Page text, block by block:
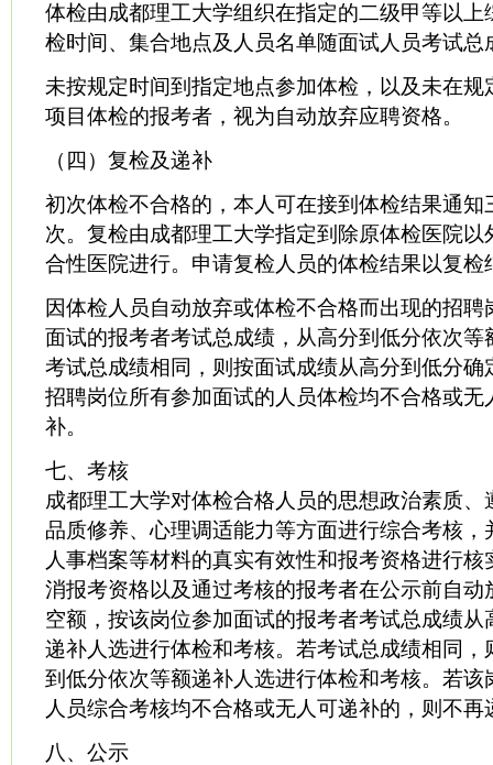
体检由成都理工大学组织在指定的二级甲等以上
检时间、集合地点及人员名单随面试人员考试总
未按规定时间到指定地点参加体检，以及未在规
项目体检的报考者，视为自动放弃应聘资格。
（四）复检及递补
初次体检不合格的，本人可在接到体检结果通知
次。复检由成都理工大学指定到除原体检医院以
合性医院进行。申请复检人员的体检结果以复检
因体检人员自动放弃或体检不合格而出现的招
面试的报考者考试总成绩，从高分到低分依次等
考试总成绩相同，则按面试成绩从高分到低分确
招聘岗位所有参加面试的人员体检均不合格或无
补。
七、考核
成都理工大学对体检合格人员的思想政治素质
品质修养、心理调适能力等方面进行综合考核，
人事档案等材料的真实有效性和报考资格进行
消报考资格以及通过考核的报考者在公示前自动
空额，按该岗位参加面试的报考者考试总成绩从
递补人选进行体检和考核。若考试总成绩相同，
到低分依次等额递补人选进行体检和考核。若该
人员综合考核均不合格或无人可递补的，则不再
八、公示